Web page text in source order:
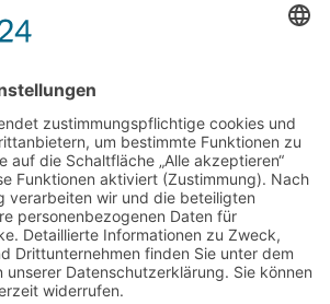
ARCHITECTURE
ARCHITECTURE
ARCHITECTURE
ARCHITECTURE
BAUEN
AWARD